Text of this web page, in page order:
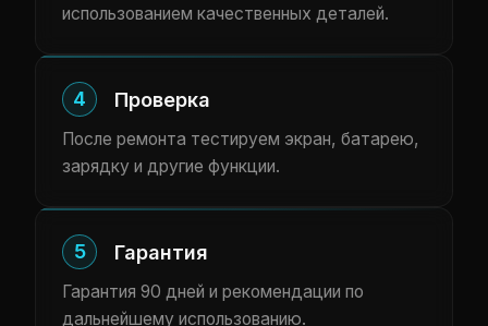
использованием качественных деталей.
4 Проверка
После ремонта тестируем экран, батарею,
зарядку и другие функции.
5 Гарантия
Гарантия 90 дней и рекомендации по
дальнейшему использованию.